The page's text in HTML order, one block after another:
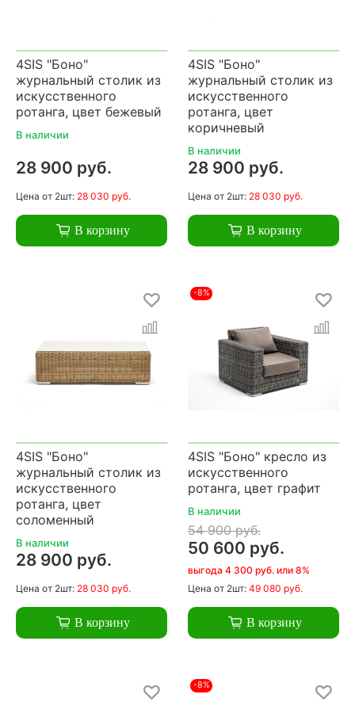
4SIS "Боно"
журнальный столик из
искусственного
ротанга, цвет бежевый
В наличии
28 900 руб.
Цена от 2шт: 28 030 руб.
В корзину
4SIS "Боно"
журнальный столик из
искусственного
ротанга, цвет
коричневый
В наличии
28 900 руб.
Цена от 2шт: 28 030 руб.
В корзину
4SIS "Боно"
журнальный столик из
искусственного
ротанга, цвет
соломенный
В наличии
28 900 руб.
Цена от 2шт: 28 030 руб.
В корзину
-8%
4SIS "Боно" кресло из
искусственного
ротанга, цвет графит
В наличии
54 900 руб.
50 600 руб.
выгода 4 300 руб. или 8%
Цена от 2шт: 49 080 руб.
В корзину
-8%